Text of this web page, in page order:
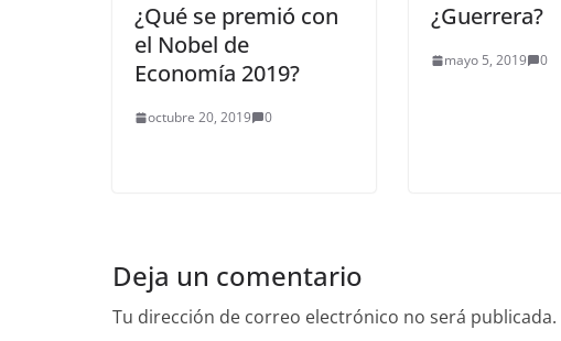
¿Qué se premió con
el Nobel de
Economía 2019?
octubre 20, 2019 0
¿Guerrera?
mayo 5, 2019 0
Deja un comentario
Tu dirección de correo electrónico no será publicada.